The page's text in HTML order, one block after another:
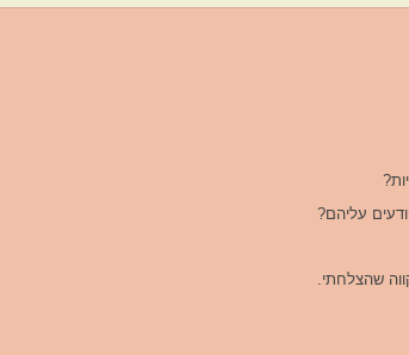
עליהם?
שהצלחתי.